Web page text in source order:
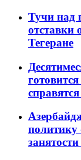
Тучи над
отставки
Тегеране
политику